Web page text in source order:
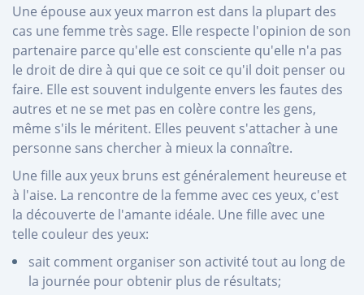
Une épouse aux yeux marron est dans la plupart des
cas une femme très sage. Elle respecte l'opinion de son
partenaire parce qu'elle est consciente qu'elle n'a pas
le droit de dire à qui que ce soit ce qu'il doit penser ou
faire. Elle est souvent indulgente envers les fautes des
autres et ne se met pas en colère contre les gens,
même s'ils le méritent. Elles peuvent s'attacher à une
personne sans chercher à mieux la connaître.
Une fille aux yeux bruns est généralement heureuse et
à l'aise. La rencontre de la femme avec ces yeux, c'est
la découverte de l'amante idéale. Une fille avec une
telle couleur des yeux:
sait comment organiser son activité tout au long de
la journée pour obtenir plus de résultats;